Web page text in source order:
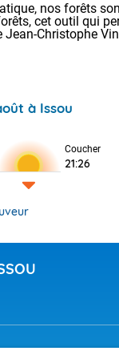
Tendance
nos forêts
cet outil qui
Jean-Christophe
à Issou
Coucher
21:26
Voici les
28 Lyon :
: 27 Nancy :
31 Lille : 26
Demain :
alors que la